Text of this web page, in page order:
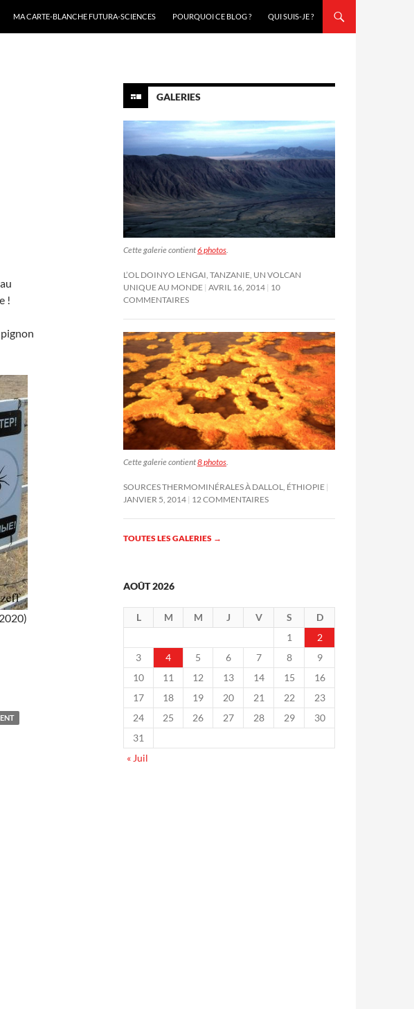
MA CARTE-BLANCHE FUTURA-SCIENCES
POURQUOI CE BLOG ? QUI SUIS-JE ?
!
!
GALERIES
Cette galerie contient6 photos.
L’OL DOINYO LENGAI, TANZANIE, UN VOLCAN
UNIQUE AU MONDE AVRIL 16, 2014 10
COMMENTAIRES
Cette galerie contient8 photos
SOURCES THERMOMINÉRALES À DALLOL, ÉTHIOPIE
JANVIER 5, 2014 12 COMMENTAIRES
TOUTES LES GALERIES →
AOÛT 2026
L M M J V S
D
1
2
3
4 5 6 7 8
9
10
11 12 13 14 15
16
17
18 19 20 21 22
23
24
25 26 27 28 29
30
31
« Juil